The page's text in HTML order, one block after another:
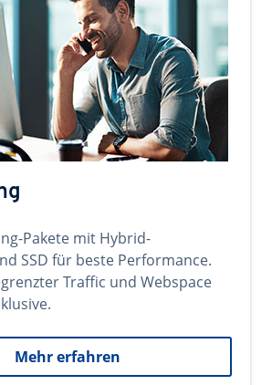
Pakete mit Hybrid-
SSD für beste Performance.
Traffic und Webspace
Mehr erfahren